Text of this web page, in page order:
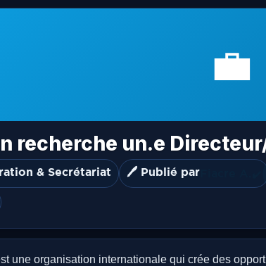
💼
recherche un.e
& Secrétariat 🖊️ Publié par
une organisation internationale qui crée des